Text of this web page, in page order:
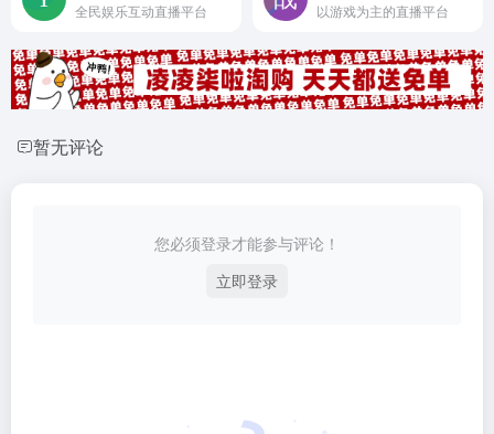
全民娱乐互动直播平台 以游戏为主的直播平台
暂无评论
您必须登录才能参与评论！
立即登录